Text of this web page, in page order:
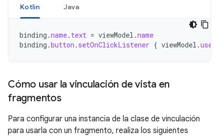
Kotlin Java
binding .name. text = viewModel .name
binding .button . setOnClickListener { viewModel .
Cómo usar la vinculación de vista en
fragmentos
Para configurar una instancia de la clase de vinculación
para usarla con un fragmento, realiza los siguientes